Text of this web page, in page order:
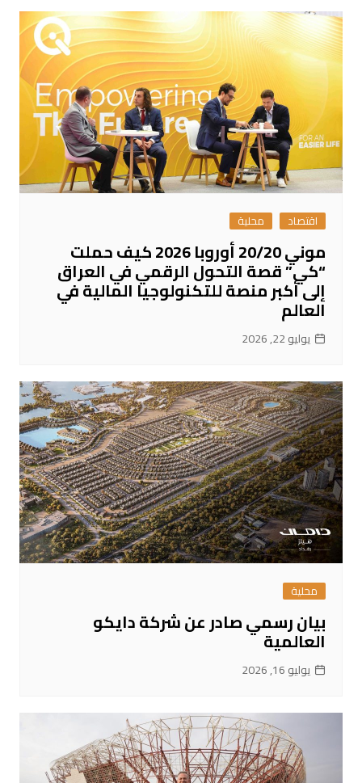
اقتصاد محلية
موني 20/20 أوروبا 2026 كيف حملت
“كي” قصة التحول الرقمي في العراق
إلى أكبر منصة للتكنولوجيا المالية في
العالم
يوليو 22, 2026
محلية
بيان رسمي صادر عن شركة دايكو
العالمية
يوليو 16, 2026